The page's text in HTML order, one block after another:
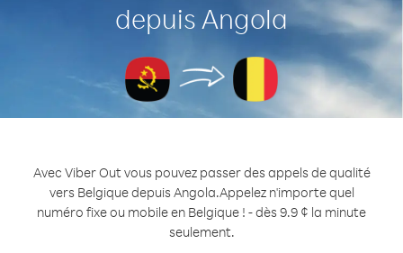
depuis Angola
Avec Viber Out vous pouvez passer des appels de qualité
vers Belgique depuis Angola.Appelez n'importe quel
numéro fixe ou mobile en Belgique ! - dès 9.9 ¢ la minute
seulement.